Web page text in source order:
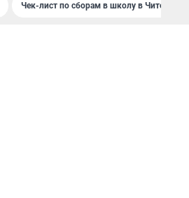
Чек-лист по сборам в школу в Чите